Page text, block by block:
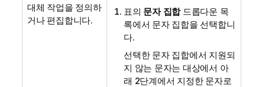
대체 작업을 정의하
거나 편집합니다.
표의 문자 집합드롭다운 목
록에서 문자 집합을 선택합니
다.
선택한 문자 집합에서 지원되
지 않는 문자는 대상에서 아
래 2단계에서 지정한 문자로